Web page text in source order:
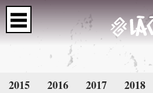
2015 2016 2017 2018